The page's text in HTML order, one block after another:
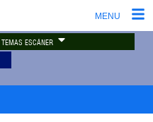
MENU
TEMAS ESCÁNER